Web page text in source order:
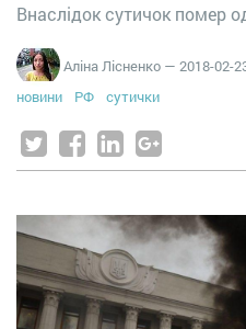
Внаслідок сутичок помер
Аліна Лісненко — 2018-02-
новини
РФ сутички